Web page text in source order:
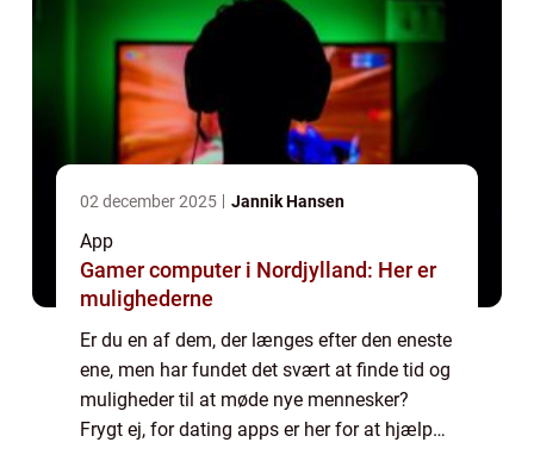
02 december 2025 Jannik Hansen
App
Gamer computer i Nordjylland: Her er
mulighederne
Er du en af dem, der længes efter den eneste
ene, men har fundet det svært at finde tid og
muligheder til at møde nye mennesker?
Frygt ej, for dating apps er her for at hjælpe